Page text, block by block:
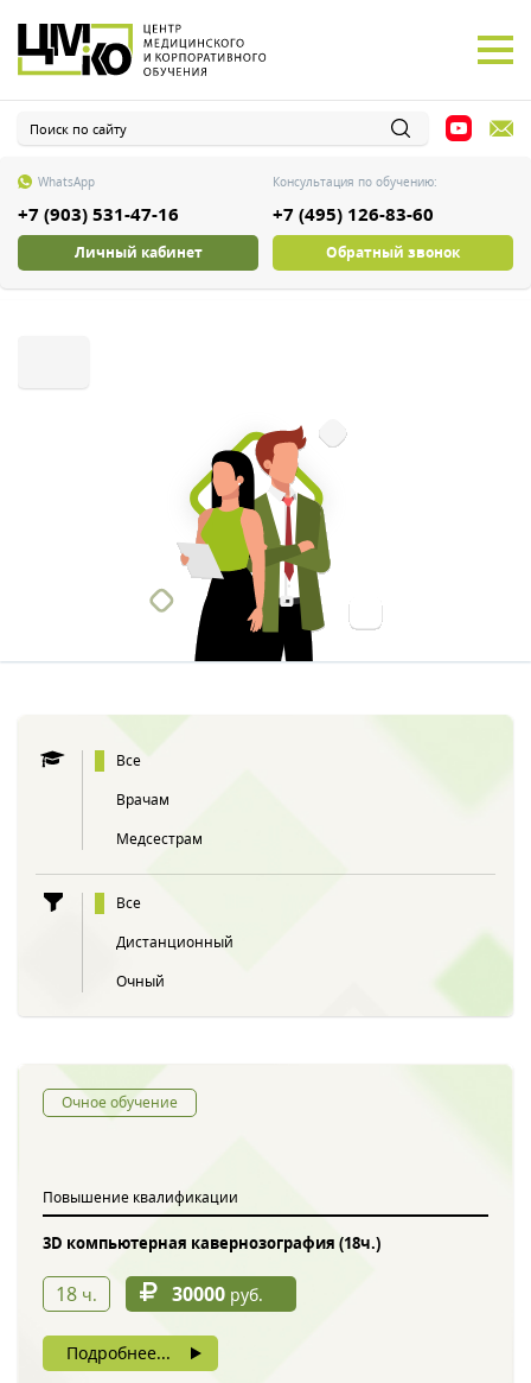
WhatsApp
+7 (903) 531-47-16
Консультация по обучению:
+7 (495) 126-83-60
Личный кабинет Обратный звонок
Все
Врачам
Медсестрам
Все
Дистанционный
Очный
Очное обучение
Повышение квалификации
3D компьютерная кавернозография (18ч.)
18 ч. 30000 руб.
Подробнее...